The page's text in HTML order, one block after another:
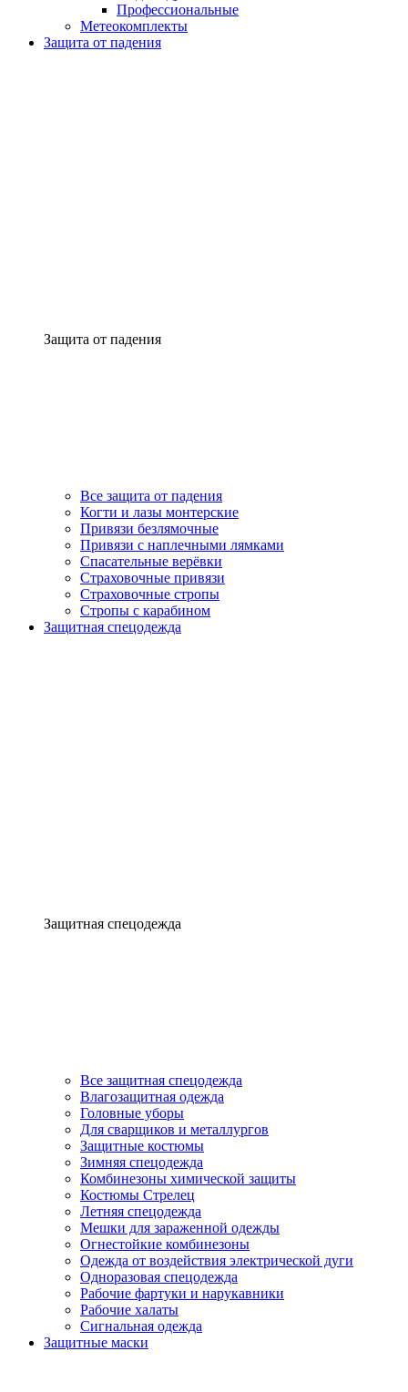
Профессиональные
Метеокомплекты
Защита от падения
Защита от падения
Все защита от падения
Когти и лазы монтерские
Привязи безлямочные
Привязи с наплечными лямками
Спасательные верёвки
Страховочные привязи
Страховочные стропы
Стропы с карабином
Защитная спецодежда
Защитная спецодежда
Все защитная спецодежда
Влагозащитная одежда
Головные уборы
Для сварщиков и металлургов
Защитные костюмы
Зимняя спецодежда
Комбинезоны химической защиты
Костюмы Стрелец
Летняя спецодежда
Мешки для зараженной одежды
Огнестойкие комбинезоны
Одежда от воздействия электрической дуги
Одноразовая спецодежда
Рабочие фартуки и нарукавники
Рабочие халаты
Сигнальная одежда
Защитные маски